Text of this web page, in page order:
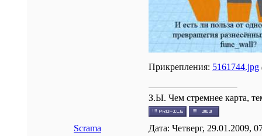
Прикрепления: 5161744.jpg
З.Ы. Чем стремнее карта,
Scrama Дата: Четверг, 29.01.2009,